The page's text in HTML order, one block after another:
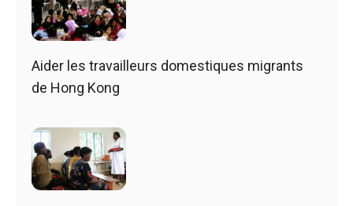
Aider les travailleurs domestiques migrants
de Hong Kong